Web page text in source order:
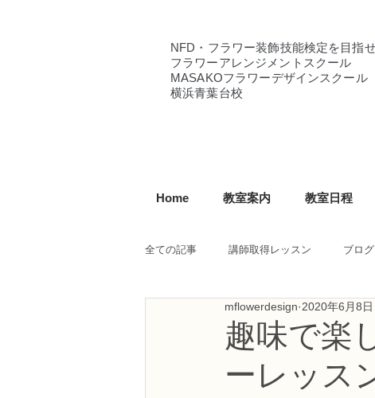
NFD・フラワー装飾技能検定を目指
フラワーアレンジメントスクール
MASAKOフラワーデザインスクール
横浜青葉台校
Home 教室案内 教室日程
全ての記事 講師取得レッスン ブログ
NFD講師研究科コース NFDフラワ
NFDフラワーデザイナー資格検定3級コー
趣味で楽
ーレッス
mflowerdesign 2020年6月8日